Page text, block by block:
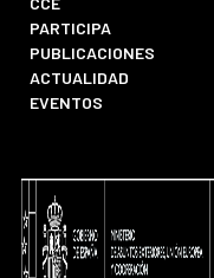
PARTICIPA
PUBLICACIONES
ACTUALIDAD
EVENTOS